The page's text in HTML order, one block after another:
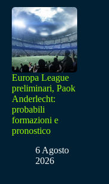
Europa League
preliminari, Paok
Anderlecht:
probabili
formazioni e
pronostico
6 Agosto
2026